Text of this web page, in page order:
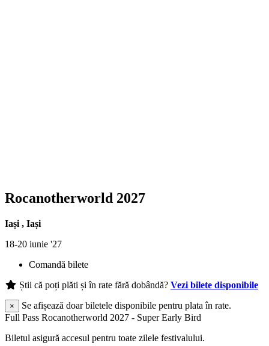
Rocanotherworld 2027
Iași , Iași
18-20 iunie '27
Comandă bilete
Știi că poți plăti și în rate fără dobândă? Vezi bilete disponibile
×
Se afișează doar biletele disponibile pentru plata în rate.
Full Pass Rocanotherworld 2027 - Super Early Bird
Biletul asigură accesul pentru toate zilele festivalului.